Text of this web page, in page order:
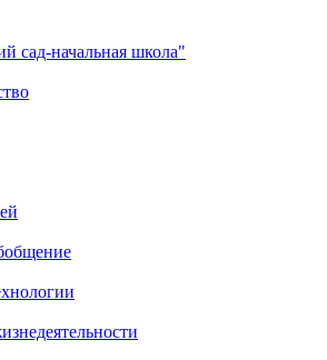
сад-начальная школа"